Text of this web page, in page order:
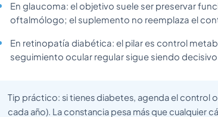
En glaucoma: el objetivo suele ser preservar
oftalmólogo; el suplemento no reemplaza el
En retinopatía diabética: el pilar es control
seguimiento ocular regular sigue siendo decisivo.
Tip práctico: si tienes diabetes, agenda el control
cada año). La constancia pesa más que cualquier